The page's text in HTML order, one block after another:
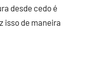
desde cedo é
isso de maneira